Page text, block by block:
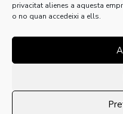
privacitat alienes a aquesta
o no quan accedeixi a ells.